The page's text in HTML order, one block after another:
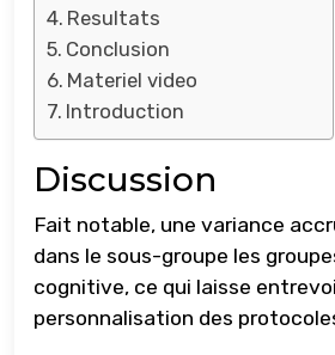
Resultats
Conclusion
Materiel video
Introduction
Discussion
Fait notable, une variance
dans le sous-groupe les
cognitive, ce qui laisse
personnalisation des